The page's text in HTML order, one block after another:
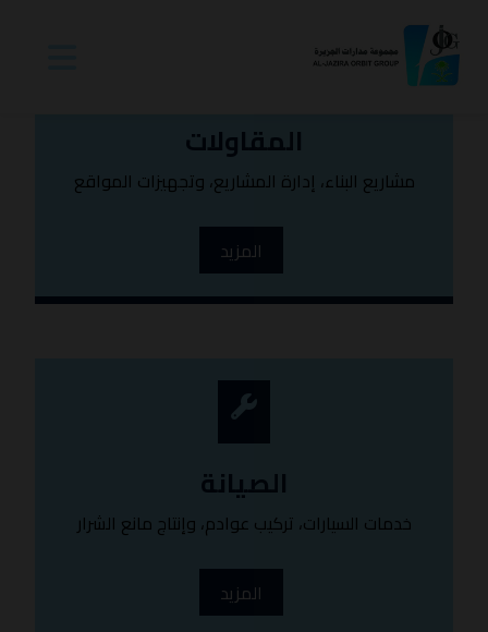
المقاولات
مشاريع البناء، إدارة المشاريع، وتجهيزات المواقع
المزيد
الصيانة
خدمات السيارات، تركيب عوادم، وإنتاج مانع الشرار
المزيد